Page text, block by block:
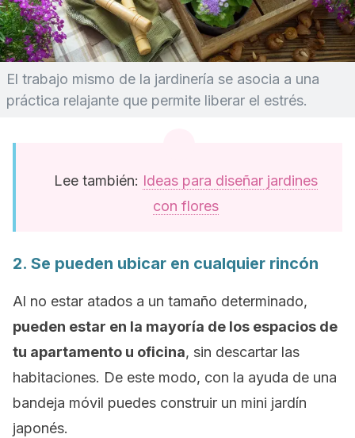
El trabajo mismo de la jardinería se asocia a una
práctica relajante que permite liberar el estrés.
Lee también: Ideas para diseñar jardines
con flores
2. Se pueden ubicar en cualquier rincón
Al no estar atados a un tamaño determinado,
pueden estar en la mayoría de los espacios de
tu apartamento u oficina, sin descartar las
habitaciones. De este modo, con la ayuda de una
bandeja móvil puedes construir un mini jardín
japonés.